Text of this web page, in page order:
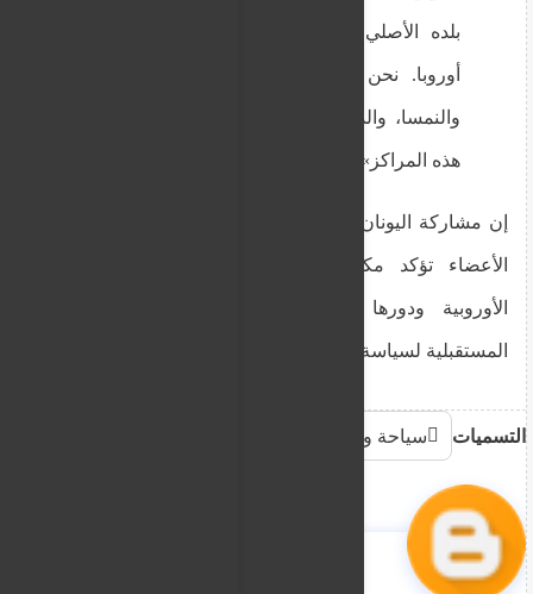
بلده الأصلي أو إلى مركز إعادة خارج
أوروبا. نحن نشارك بنشاط مع ألمانيا،
والنمسا، والدنمارك، وهولندا في تأسيس
هذه المراكز».
إن مشاركة اليونان في هذه الحلقة الضيقة من الدول
الأعضاء تؤكد مكانتها الاستراتيجية في التفاعلات
الأوروبية ودورها الحاسم في تشكيل الخطوات
المستقبلية لسياسة الهجرة في الاتحاد الأوروبي.
التسميات سياحة وهجرة